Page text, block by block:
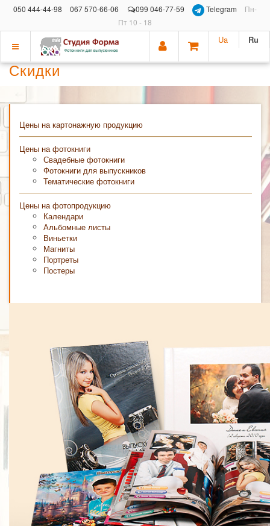
050 444-44-98 067 570-66-06 099 046-77-59 Telegram
Пн-
Пт 10 - 18
Показать
меню
Ua Ru
Скидки
Цены на картонажную продукцию
Цены на фотокниги
Свадебные фотокниги
Фотокниги для выпускников
Тематические фотокниги
Цены на фотопродукцию
Календари
Альбомные листы
Виньетки
Магниты
Портреты
Постеры